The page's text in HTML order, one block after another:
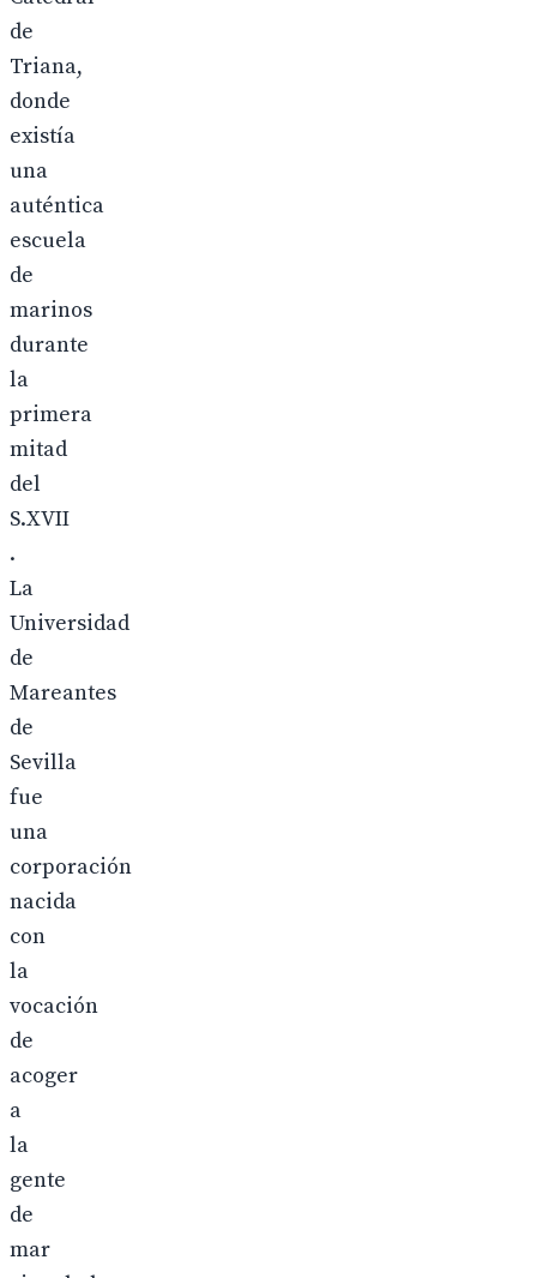
de
Triana,
donde
existía
una
auténtica
escuela
de
marinos
durante
la
primera
mitad
del
S.XVII
.
La
Universidad
de
Mareantes
de
Sevilla
fue
una
corporación
nacida
con
la
vocación
de
acoger
a
la
gente
de
mar